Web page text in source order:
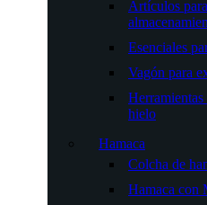
Artículos
Esenciales
Vagón para
Herramientas
hielo
Hamaca
Colcha de
Hamaca con